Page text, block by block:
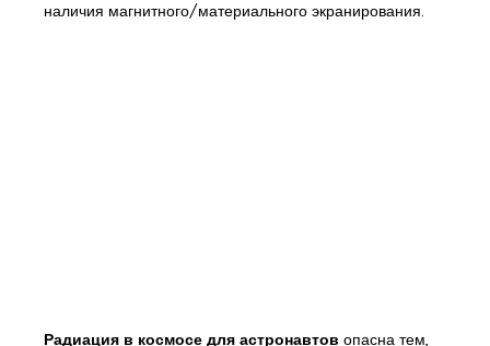
наличия магнитного/материального экранирования.
Радиация в космосе для астронавтов опасна тем,